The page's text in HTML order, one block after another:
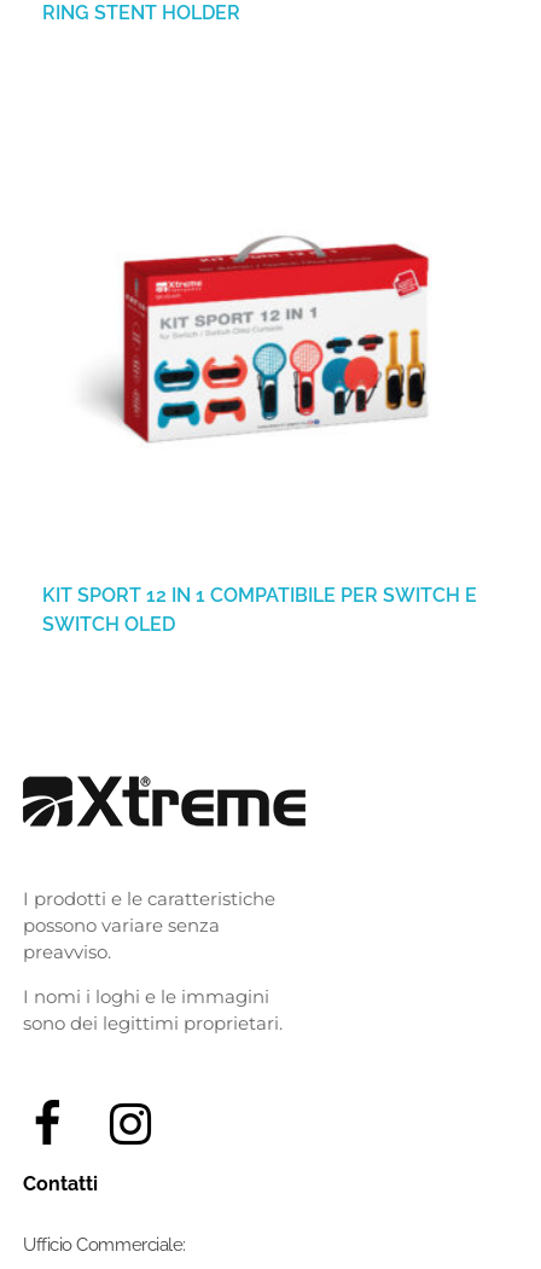
RING STENT HOLDER
KIT SPORT 12 IN 1 COMPATIBILE PER SWITCH E
SWITCH OLED
I prodotti e le caratteristiche
possono variare senza
preavviso.
I nomi i loghi e le immagini
sono dei legittimi proprietari.
Contatti
Ufficio Commerciale: